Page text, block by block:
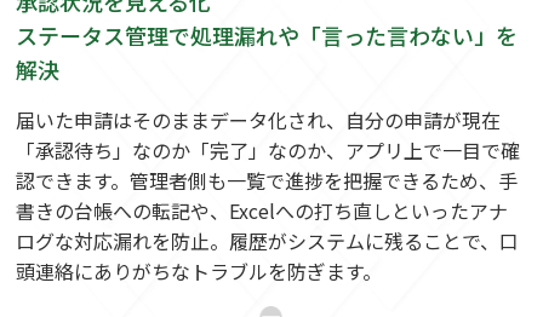
ステータス管理で処理漏れや「言った言わない」を
解決
届いた申請はそのままデータ化され、自分の申請が現在
「承認待ち」なのか「完了」なのか、アプリ上で一目で確
認できます。管理者側も一覧で進捗を把握できるため、手
書きの台帳への転記や、Excelへの打ち直しといったアナ
ログな対応漏れを防止。履歴がシステムに残ることで、口
頭連絡にありがちなトラブルを防ぎます。